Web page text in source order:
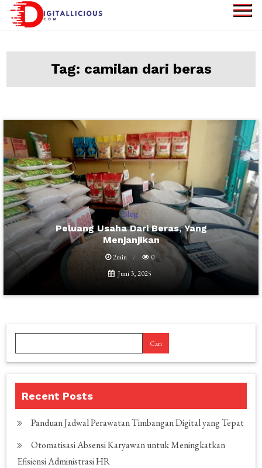
Skip
Information
Tag: camilan dari beras
Blog
Peluang Usaha Dari Beras, Yang
Menjanjikan
2min
0
Juni 3, 2025
Cari
Recent Posts
Panduan Jadwal Perawatan Timbangan Digital yang Tepat
Otomatisasi Absensi Karyawan untuk Meningkatkan
Efisiensi Administrasi HR